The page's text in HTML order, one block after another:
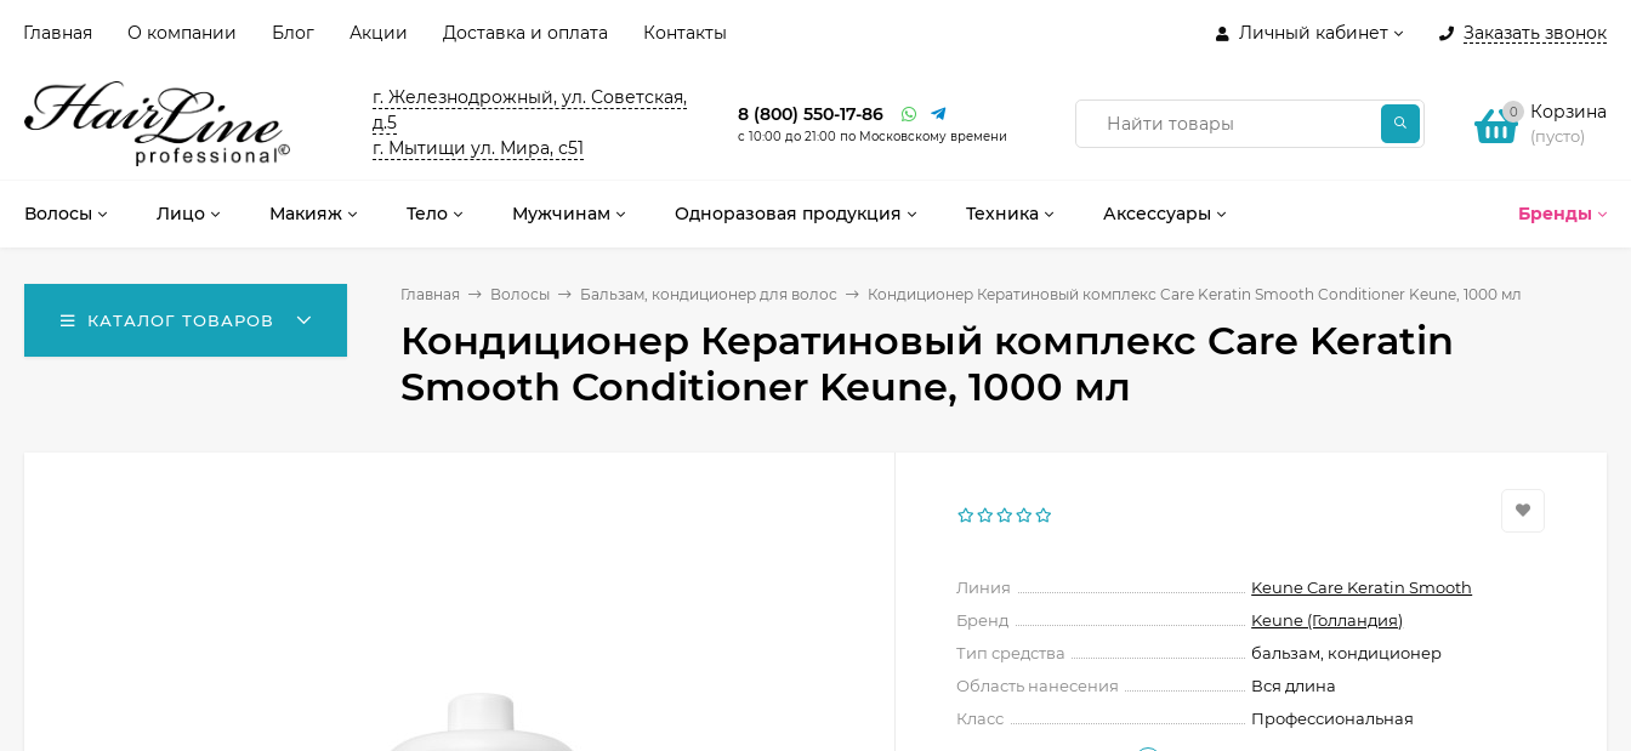
Личный кабинет Заказать звонок
Главная О компании Блог Акции Доставка и оплата Контакты
г. Железнодрожный, ул. Советская,
д.5
г. Мытищи ул. Мира, с51
8 (800) 550-17-86
с 10:00 до 21:00 по Московскому времени
0 Корзина
(пусто)
Бренды
Волосы Лицо Макияж Тело Мужчинам Одноразовая продукция Техника Аксессуары
КАТАЛОГ ТОВАРОВ
Главная Волосы Бальзам, кондиционер для волос Кондиционер Кератиновый комплекс Care Keratin Smooth Conditioner Keune, 1000 мл
Кондиционер Кератиновый комплекс Care Keratin
Smooth Conditioner Keune, 1000 мл
Линия
Keune Care Keratin Smooth
Бренд
Keune (Голландия)
Тип средства
бальзам, кондиционер
Область нанесения
Вся длина
Класс
Профессиональная